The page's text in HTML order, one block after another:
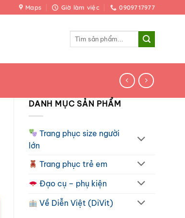
Maps Giờ làm việc 0909717977
Tìm
DANH MỤC SẢN PHẨM
Trang phục size người
lớn
Trang phục trẻ em
Đạo cụ – phụ kiện
Về Diễn Việt (DiVit)